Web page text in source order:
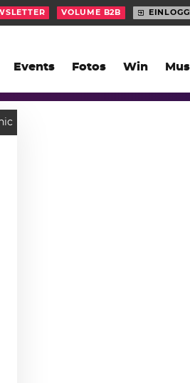
Events Fotos Win
VOLUME B2B